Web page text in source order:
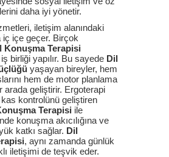
daha iyi yönetir.
iletişim alanındaki
iç içe geçer. Birçok
Konuşma Terapisi
birliği yapılır. Bu sayede Dil
yaşayan bireyler, hem
hem de motor planlama
arada geliştirir. Ergoterapi
kontrolünü geliştiren
Terapisi ile
konuşma akıcılığına ve
katkı sağlar. Dil
, aynı zamanda günlük
iletişimi de teşvik eder.